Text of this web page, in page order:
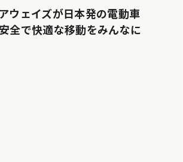
ウェイズが日本発の電動車
全で快適な移動をみんなに